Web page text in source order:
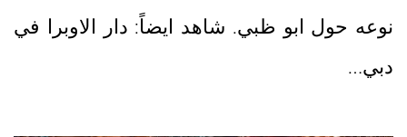
نوعه حول ابو ظبي. شاهد ايضاً: دار الاوبرا في
دبي…